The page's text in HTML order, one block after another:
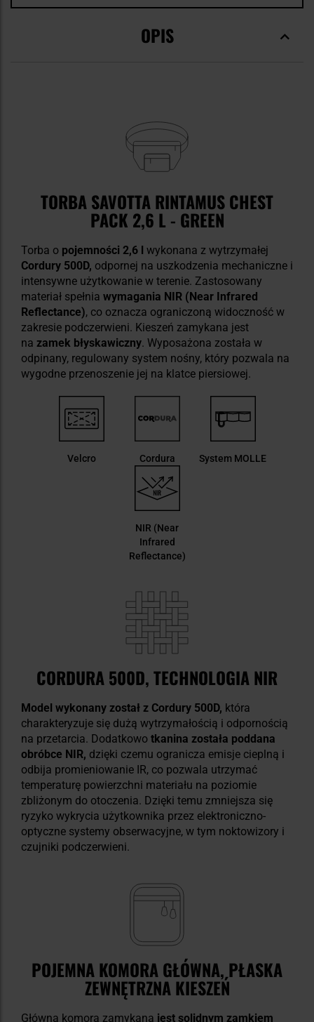
OPIS
TORBA SAVOTTA RINTAMUS CHEST
PACK 2,6 L - GREEN
Torba o pojemności 2,6 l wykonana z wytrzymałej
Cordury 500D, odpornej na uszkodzenia mechaniczne i
intensywne użytkowanie w terenie. Zastosowany
materiał spełnia wymagania NIR (Near Infrared
Reflectance), co oznacza ograniczoną widoczność w
zakresie podczerwieni. Kieszeń zamykana jest
na zamek błyskawiczny. Wyposażona została w
odpinany, regulowany system nośny, który pozwala na
wygodne przenoszenie jej na klatce piersiowej.
Velcro Cordura System MOLLE
NIR (Near
Infrared
Reflectance)
CORDURA 500D, TECHNOLOGIA NIR
Model wykonany został z Cordury 500D, która
charakteryzuje się dużą wytrzymałością i odpornością
na przetarcia. Dodatkowo tkanina została poddana
obróbce NIR, dzięki czemu ogranicza emisje cieplną i
odbija promieniowanie IR, co pozwala utrzymać
temperaturę powierzchni materiału na poziomie
zbliżonym do otoczenia. Dzięki temu zmniejsza się
ryzyko wykrycia użytkownika przez elektroniczno-
optyczne systemy obserwacyjne, w tym noktowizory i
czujniki podczerwieni.
POJEMNA KOMORA GŁÓWNA, PŁASKA
ZEWNĘTRZNA KIESZEŃ
Główna komora zamykana jest solidnym zamkiem